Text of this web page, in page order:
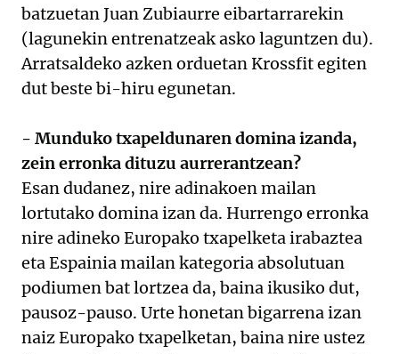
batzuetan Juan Zubiaurre eibartarrarekin
(lagunekin entrenatzeak asko laguntzen du).
Arratsaldeko azken orduetan Krossfit egiten
dut beste bi-hiru egunetan.
- Munduko txapeldunaren domina izanda,
zein erronka dituzu aurrerantzean?
Esan dudanez, nire adinakoen mailan
lortutako domina izan da. Hurrengo erronka
nire adineko Europako txapelketa irabaztea
eta Espainia mailan kategoria absolutuan
podiumen bat lortzea da, baina ikusiko dut,
pausoz-pauso. Urte honetan bigarrena izan
naiz Europako txapelketan, baina nire ustez